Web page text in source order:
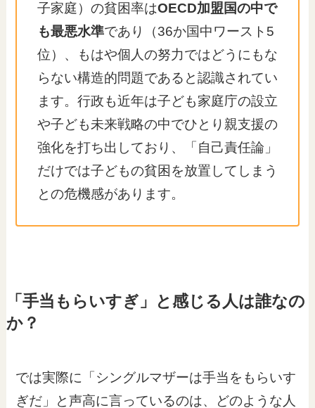
子家庭）の貧困率はOECD加盟国の中で
も最悪水準であり（36か国中ワースト5
位）、もはや個人の努力ではどうにもな
らない構造的問題であると認識されてい
ます。行政も近年は子ども家庭庁の設立
や子ども未来戦略の中でひとり親支援の
強化を打ち出しており、「自己責任論」
だけでは子どもの貧困を放置してしまう
との危機感があります。
「手当もらいすぎ」と感じる人は誰なの
か？
では実際に「シングルマザーは手当をもらいす
ぎだ」と声高に言っているのは、どのような人